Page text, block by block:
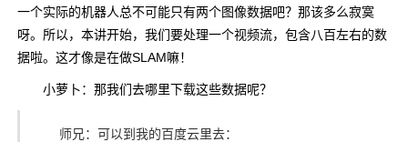
一个实际的机器人总不可能只有两个图像数据吧？那该多么寂寞
呀。所以，本讲开始，我们要处理一个视频流，包含八百左右的数
据啦。这才像是在做SLAM嘛！
小萝卜：那我们去哪里下载这些数据呢？
师兄：可以到我的百度云里去：